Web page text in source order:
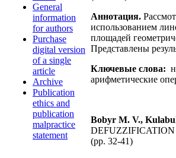
General
information
for authors
Purchase
digital version
of a single
article
Archive
Publication
ethics and
publication
malpractice
statement
Аннотация.
использованием
площадей
Представлены
Ключевые слова:
арифметические
Bobyr M. V.,
(pp. 32-41)